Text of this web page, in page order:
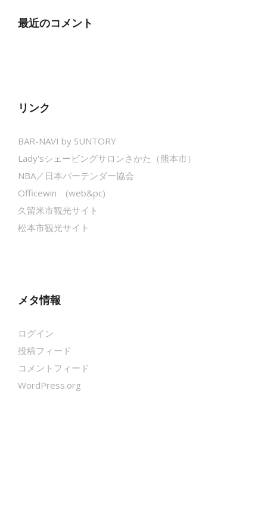
最近のコメント
リンク
BAR-NAVI by SUNTORY
Lady'sシェービングサロンさかた（熊本市）
NBA／日本バーテンダー協会
Officewin (web&pc)
久留米市観光サイト
松本市観光サイト
メタ情報
ログイン
投稿フィード
コメントフィード
WordPress.org